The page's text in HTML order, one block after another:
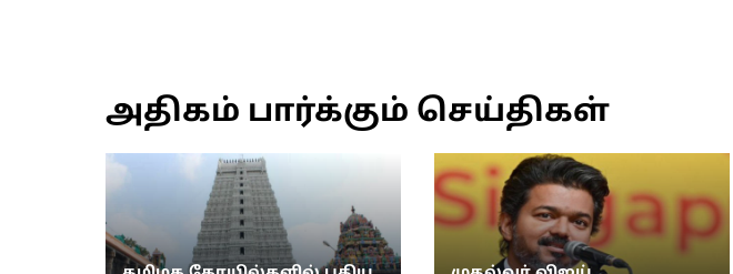
அதிகம் பார்க்கும் செய்திகள்